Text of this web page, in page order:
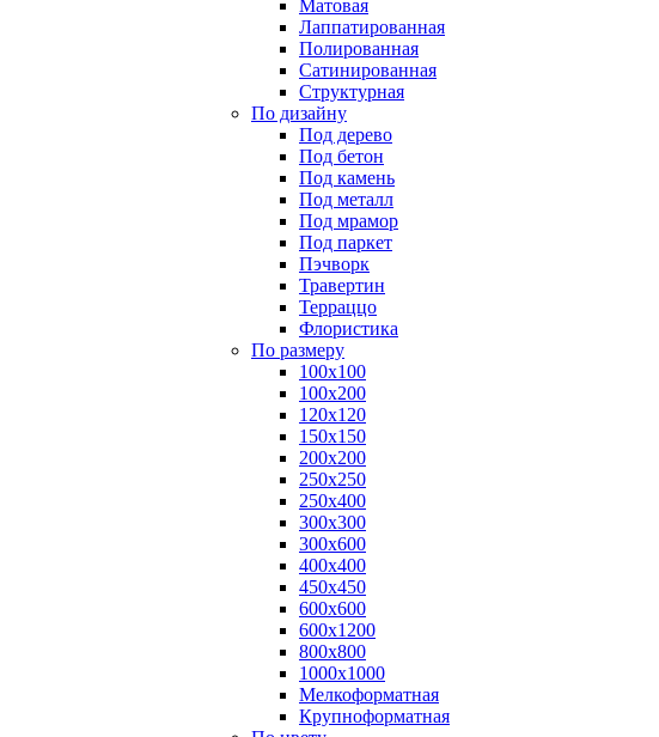
Матовая
Лаппатированная
Полированная
Сатинированная
Структурная
По дизайну
Под дерево
Под бетон
Под камень
Под металл
Под мрамор
Под паркет
Пэчворк
Травертин
Терраццо
Флористика
По размеру
100х100
100х200
120х120
150х150
200х200
250х250
250х400
300х300
300х600
400х400
450х450
600х600
600х1200
800х800
1000х1000
Мелкоформатная
Крупноформатная